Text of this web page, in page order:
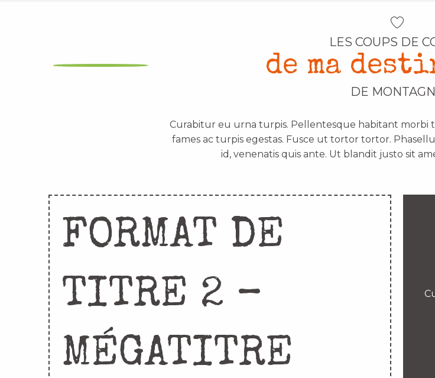
LES COUPS DE
de ma
DE
Curabitur eu urna turpis. Pellentesque habitant morbi
fames ac turpis egestas. Fusce ut tortor tortor.
id, venenatis quis ante. Ut blandit justo sit
FORMAT DE
TITRE 2 –
MÉGATITRE